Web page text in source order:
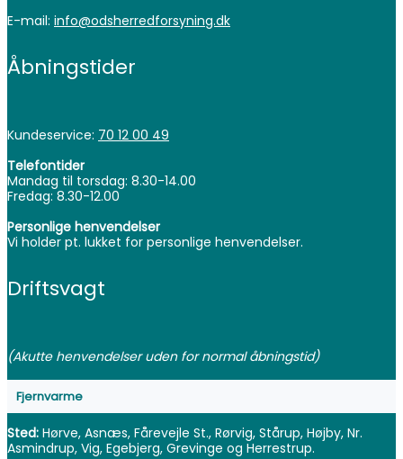
E-mail: info@odsherredforsyning.dk
Åbningstider
Kundeservice: 70 12 00 49
Telefontider
Mandag til torsdag: 8.30-14.00
Fredag: 8.30-12.00
Personlige henvendelser
Vi holder pt. lukket for personlige henvendelser.
Driftsvagt
(Akutte henvendelser uden for normal åbningstid)
Fjernvarme
Sted: Hørve, Asnæs, Fårevejle St., Rørvig, Stårup, Højby, Nr.
Asmindrup, Vig, Egebjerg, Grevinge og Herrestrup.